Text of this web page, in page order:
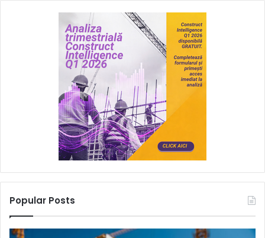
Popular Posts